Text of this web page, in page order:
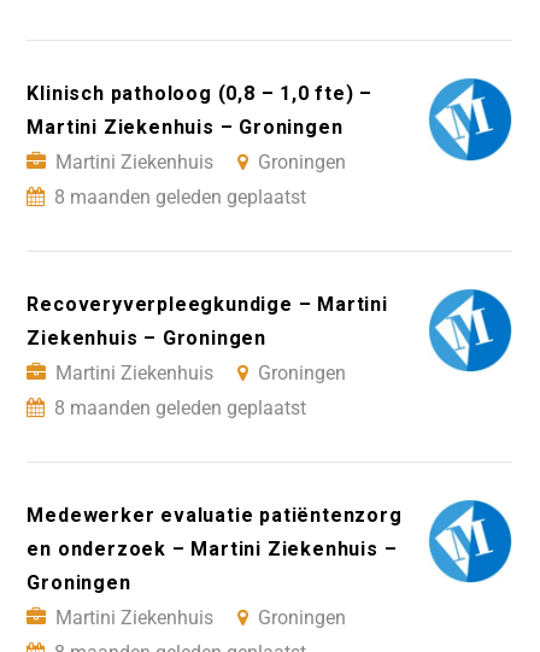
Klinisch patholoog (0,8 – 1,0 fte) –
Martini Ziekenhuis – Groningen
Martini Ziekenhuis
Groningen
8 maanden geleden geplaatst
Recoveryverpleegkundige – Martini
Ziekenhuis – Groningen
Martini Ziekenhuis
Groningen
8 maanden geleden geplaatst
Medewerker evaluatie patiëntenzorg
en onderzoek – Martini Ziekenhuis –
Groningen
Martini Ziekenhuis
Groningen